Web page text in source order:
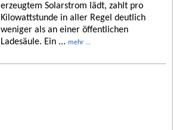
erzeugtem Solarstrom lädt, zahlt pro
Kilowattstunde in aller Regel deutlich
weniger als an einer öffentlichen
Ladesäule. Ein ... mehr ...